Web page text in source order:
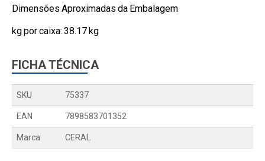
Dimensões Aproximadas da Embalagem
kg por caixa: 38.17 kg
FICHA TÉCNICA
SKU 75337
EAN 7898583701352
Marca CERAL